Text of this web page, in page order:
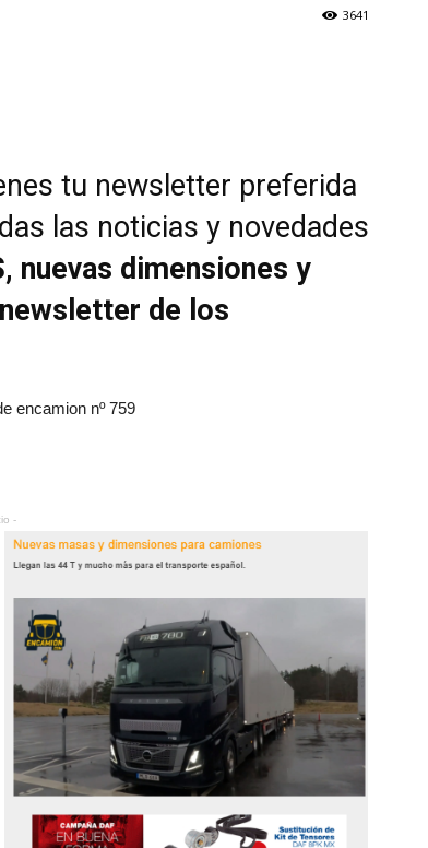
3641
tu newsletter preferida
las noticias y novedades
nuevas dimensiones y
de los
encamion nº 759
-